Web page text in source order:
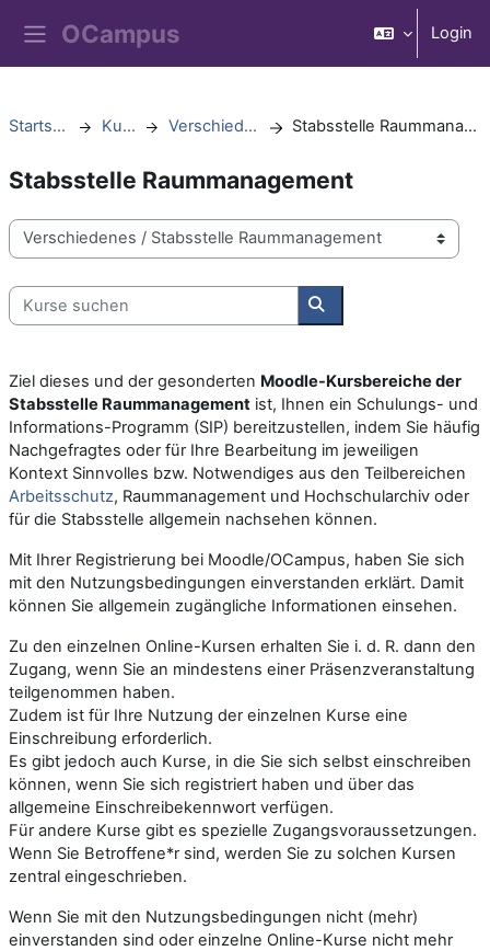
Website-Übersicht
Login
Startseite Kurse Verschiedenes Stabsstelle Raummanagement
Stabsstelle Raummanagement
Kursbereiche
Kurse suchen
Kurse suchen
Ziel dieses und der gesonderten Moodle-Kursbereiche der
Stabsstelle Raummanagement ist, Ihnen ein Schulungs- und
Informations-Programm (SIP) bereitzustellen, indem Sie häufig
Nachgefragtes oder für Ihre Bearbeitung im jeweiligen
Kontext Sinnvolles bzw. Notwendiges aus den Teilbereichen
Arbeitsschutz, Raummanagement und Hochschularchiv oder
für die Stabsstelle allgemein nachsehen können.
Mit Ihrer Registrierung bei Moodle/OCampus, haben Sie sich
mit den Nutzungsbedingungen einverstanden erklärt. Damit
können Sie allgemein zugängliche Informationen einsehen.
Zu den einzelnen Online-Kursen erhalten Sie i. d. R. dann den
Zugang, wenn Sie an mindestens einer Präsenzveranstaltung
teilgenommen haben.
Zudem ist für Ihre Nutzung der einzelnen Kurse eine
Einschreibung erforderlich.
Es gibt jedoch auch Kurse, in die Sie sich selbst einschreiben
können, wenn Sie sich registriert haben und über das
allgemeine Einschreibekennwort verfügen.
Für andere Kurse gibt es spezielle Zugangsvoraussetzungen.
Wenn Sie Betroffene*r sind, werden Sie zu solchen Kursen
zentral eingeschrieben.
Wenn Sie mit den Nutzungsbedingungen nicht (mehr)
einverstanden sind oder einzelne Online-Kurse nicht mehr